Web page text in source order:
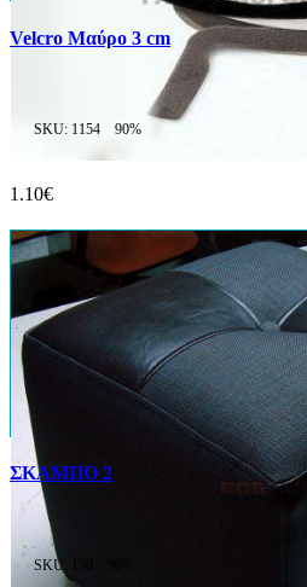
Velcro Μαύρο 3 cm
SKU: 1154 90%
1.10€
ΣΚΑΜΠΟ 2
SKU: 130